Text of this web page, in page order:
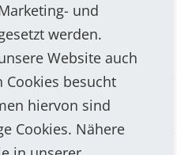
und
werden.
Website auch
Cookies besucht
hiervon sind
Cookies. Nähere